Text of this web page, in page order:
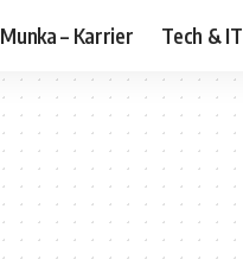
Munka – Karrier Tech & IT